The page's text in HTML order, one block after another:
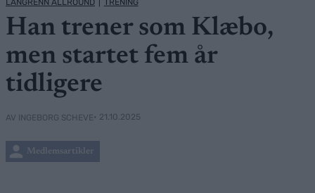
LANGRENN ALLROUND TRENING
Han trener som Klæbo,
men startet fem år
tidligere
AV INGEBORG SCHEVE• 21.10.2025
Medlemsartikler